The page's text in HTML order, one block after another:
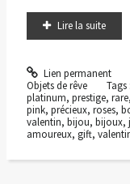
Lire la suite
Lien permanent
Objets de rêve
platinum, prestige, rare,
pink, précieux, roses,
valentin, bijou, bijoux,
amoureux, gift,